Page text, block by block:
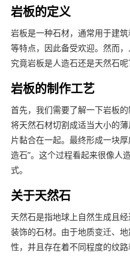
岩板的定义
岩板是一种石材，通常用于建
等特点，因此备受欢迎。然而
究竟岩板是人造石还是天然石呢
岩板的制作工艺
首先，我们需要了解一下岩板
将天然石材切割成适当大小的
片黏合在一起。最终形成一块
造石”。这个过程看起来很像人
式。
关于天然石
天然石是指地球上自然生成且
装饰的石材。由于地质变迁、
性，并且存在着不同程度的纹路